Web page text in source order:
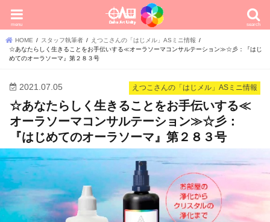
search
menu
HOME スタッフ執筆者
えつこさんの「はじメル」ASミニ情報
☆あなたらしく生きることをお手伝いする≪オーラソーマコンサルテーション≫☆彡：『はじ
めてのオーラソーマ』第２８３号
えつこさんの「はじメル」ASミニ情報
2021.07.05
☆あなたらしく生きることをお手伝いする≪
オーラソーマコンサルテーション≫☆彡：
『はじめてのオーラソーマ』第２８３号